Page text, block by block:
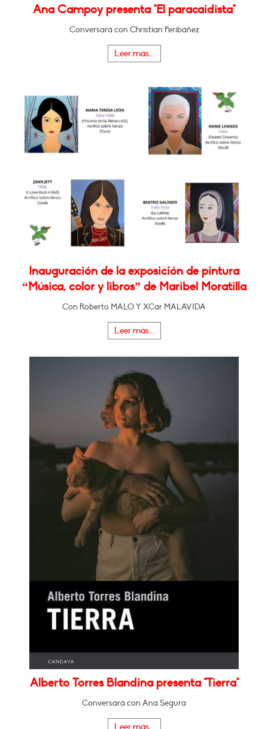
Ana Campoy presenta "El paracaidista"
Conversará con Christian Peribáñez
Leer más...
Inauguración de la exposición de pintura
“Música, color y libros” de Maribel Moratilla
Con Roberto MALO Y XCar MALAVIDA
Leer más...
Alberto Torres Blandina presenta "Tierra"
Conversará con Ana Segura
Leer más...